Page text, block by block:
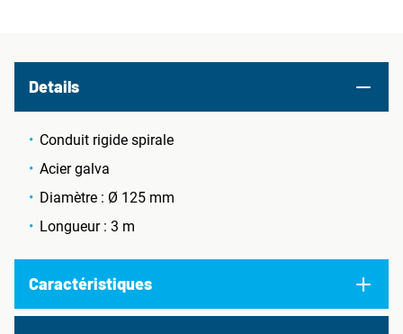
Details
Conduit rigide spirale
Acier galva
Diamètre : Ø 125 mm
Longueur : 3 m
Caractéristiques